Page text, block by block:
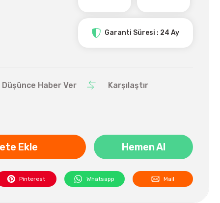
Garanti Süresi : 24 Ay
Düşünce Haber Ver Karşılaştır
Ekle Hemen Al
Pinterest Whatsapp Mail